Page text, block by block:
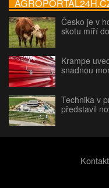
Česko je v
skotu míří
Krampe
snadnou
Technika v
představil